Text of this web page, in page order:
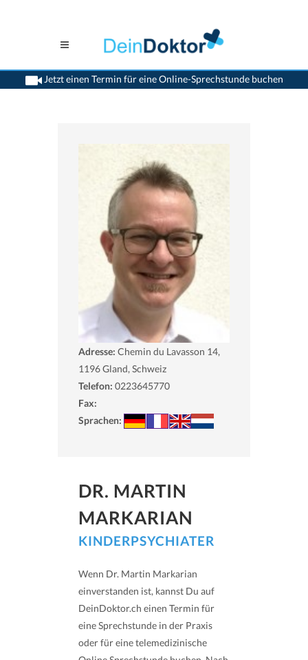
Jetzt einen Termin für eine Online-Sprechstunde buchen
>Kinderpsychiater>Gland>Dr. Martin Markarian>Termin mit Dr. Martin
Adresse: Chemin du Lavasson 14,
1196Gland, Schweiz
Telefon: 0223645770
Fax:
Sprachen:
DR. MARTIN
MARKARIAN
KINDERPSYCHIATER
Wenn Dr. Martin Markarian
einverstanden ist, kannst Du auf
DeinDoktor.ch einen Termin für
eine Sprechstunde in der Praxis
oder für eine telemedizinische